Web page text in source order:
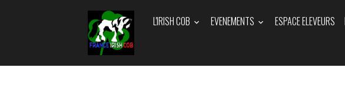
L'IRISH COB EVENEMENTS ESPACE ELEVEURS